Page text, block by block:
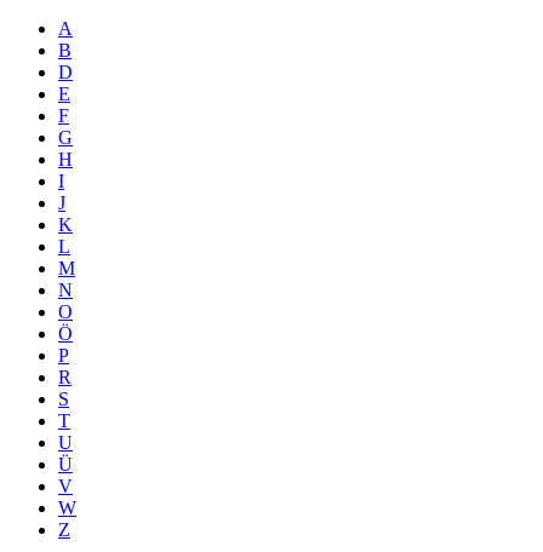
A
B
D
E
F
G
H
I
J
K
L
M
N
O
Ö
P
R
S
T
U
Ü
V
W
Z